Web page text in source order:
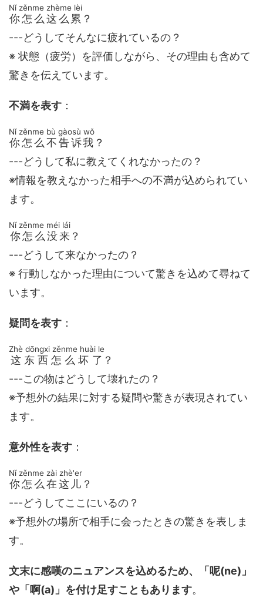
你怎么这么累
Nǐ zěnme zhème lèi
？
---どうしてそんなに疲れているの？
※ 状態（疲労）を評価しながら、その理由も含めて
驚きを伝えています。
不満を表す ：
你怎么不告诉我
Nǐ zěnme bù gàosù wǒ
？
---どうして私に教えてくれなかったの？
※情報を教えなかった相手への不満が込められてい
ます。
你怎么没来
Nǐ zěnme méi lái
？
---どうして来なかったの？
※ 行動しなかった理由について驚きを込めて尋ねて
います。
疑問を表す ：
这东西怎么坏了
Zhè dōngxi zěnme huài le
？
---この物はどうして壊れたの？
※予想外の結果に対する疑問や驚きが表現されてい
ます。
意外性を表す ：
你怎么在这儿
Nǐ zěnme zài zhè'er
？
---どうしてここにいるの？
※予想外の場所で相手に会ったときの驚きを表しま
す。
文末に感嘆のニュアンスを込めるため、「呢(ne)」
や「啊(a)」を付け足すこともあります。